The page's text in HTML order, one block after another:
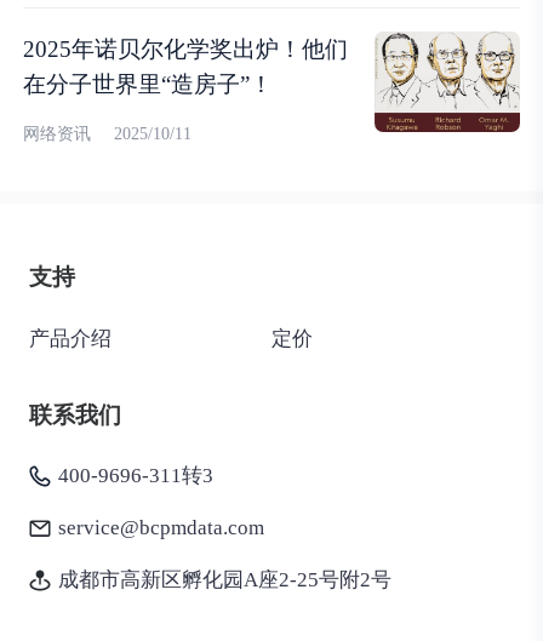
2025年诺贝尔化学奖出炉！他们
在分子世界里“造房子”！
网络资讯 2025/10/11
支持
产品介绍 定价
联系我们
400-9696-311转3
service@bcpmdata.com
成都市高新区孵化园A座2-25号附2号